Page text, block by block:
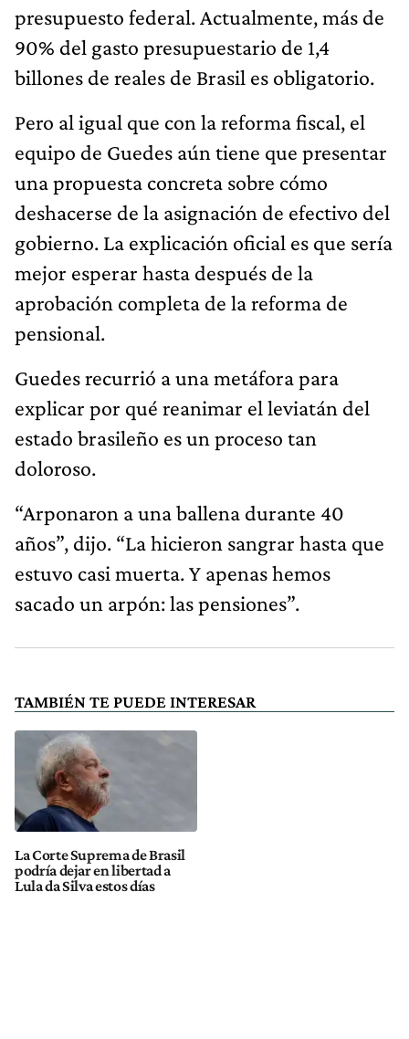
presupuesto federal. Actualmente, más de
90% del gasto presupuestario de 1,4
billones de reales de Brasil es obligatorio.
Pero al igual que con la reforma fiscal, el
equipo de Guedes aún tiene que presentar
una propuesta concreta sobre cómo
deshacerse de la asignación de efectivo del
gobierno. La explicación oficial es que sería
mejor esperar hasta después de la
aprobación completa de la reforma de
pensional.
Guedes recurrió a una metáfora para
explicar por qué reanimar el leviatán del
estado brasileño es un proceso tan
doloroso.
“Arponaron a una ballena durante 40
años”, dijo. “La hicieron sangrar hasta que
estuvo casi muerta. Y apenas hemos
sacado un arpón: las pensiones”.
TAMBIÉN TE PUEDE INTERESAR
La Corte Suprema de Brasil
podría dejar en libertad a
Lula da Silva estos días